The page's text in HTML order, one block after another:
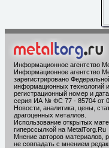
Информационное агентство
Информационное агентство
зарегистрировано
информационных технологий
регистрационный номер и
серия ИА № ФС 77 - 85704 от
Новости, аналитика, цены,
драгоценных металлов.
Использование открытых
гиперссылкой на MetalTorg.Ru
Мнение авторов материалов,
не совпадать с мнением